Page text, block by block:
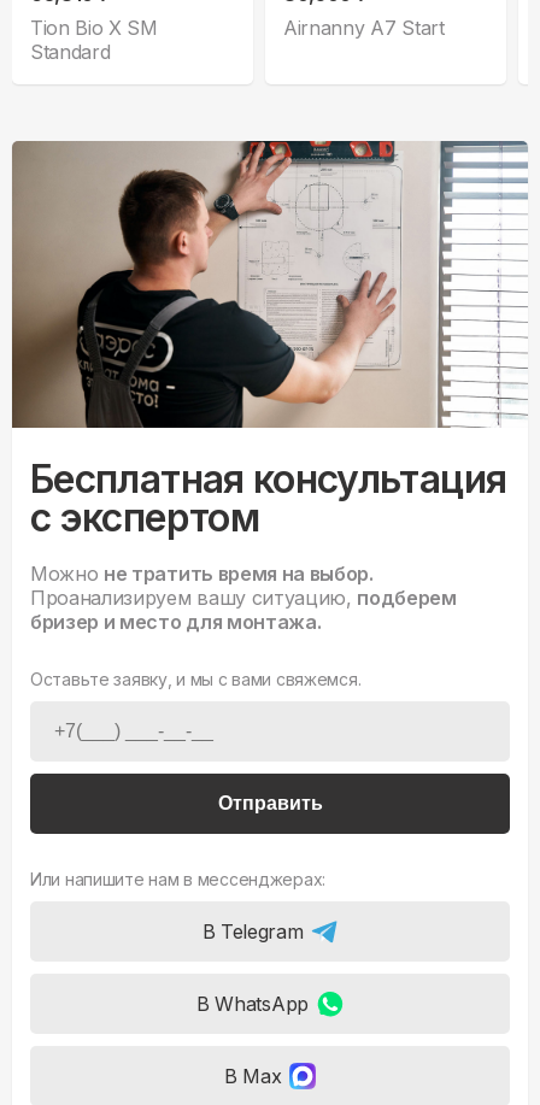
Tion Bio X SM
Standard
Airnanny A7 Start
Бесплатная консультация
с экспертом
Можно не тратить время на выбор.
Проанализируем вашу ситуацию, подберем
бризер и место для монтажа.
Оставьте заявку, и мы с вами свяжемся.
Отправить
Или напишите нам в мессенджерах:
В Telegram
В WhatsApp
В Max